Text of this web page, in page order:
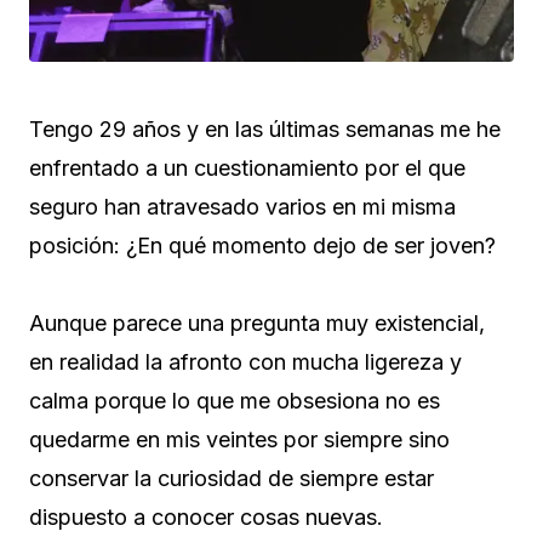
Tengo 29 años y en las últimas semanas me he
enfrentado a un cuestionamiento por el que
seguro han atravesado varios en mi misma
posición: ¿En qué momento dejo de ser joven?
Aunque parece una pregunta muy existencial,
en realidad la afronto con mucha ligereza y
calma porque lo que me obsesiona no es
quedarme en mis veintes por siempre sino
conservar la curiosidad de siempre estar
dispuesto a conocer cosas nuevas.